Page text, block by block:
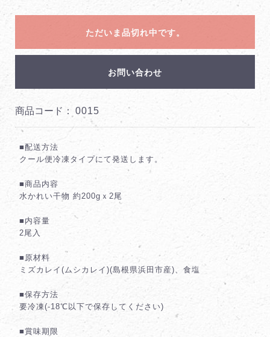
ただいま品切れ中です。
お問い合わせ
商品コード： 0015
■配送方法
クール便冷凍タイプにて発送します。
■商品内容
水かれい干物 約200gｘ2尾
■内容量
2尾入
■原材料
ミズカレイ(ムシカレイ)(島根県浜田市産)、食塩
■保存方法
要冷凍(-18℃以下で保存してください)
■賞味期限